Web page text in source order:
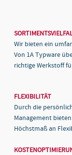
Wir bieten ein
Von 1A Typware
richtige Werkstoff
FLEXIBILITÄT
Durch die
Management
Höchstmaß an